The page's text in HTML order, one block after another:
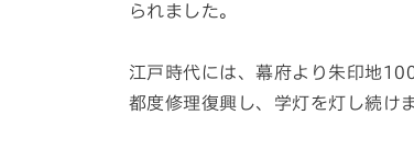
られました。
江戸時代には、幕府より朱印地
都度修理復興し、学灯を灯し続け